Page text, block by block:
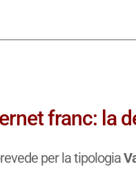
franc: la
per la tipologia